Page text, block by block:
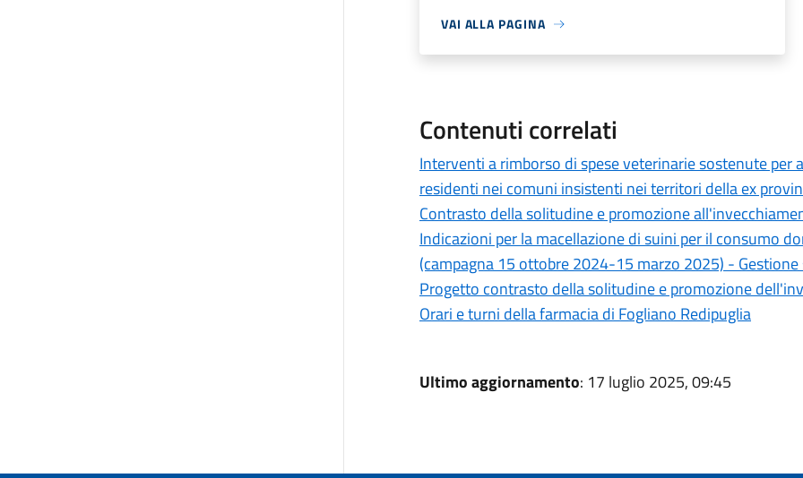
VAI ALLA PAGINA
Contenuti correlati
Interventi a rimborso di spese veterinarie sostenute
residenti nei comuni insistenti nei territori della ex
Contrasto della solitudine e promozione
Indicazioni per la macellazione di suini per il consumo
(campagna 15 ottobre 2024-15 marzo 2025) -
Progetto contrasto della solitudine e promozione
Orari e turni della farmacia di Fogliano Redipuglia
Ultimo aggiornamento: 17 luglio 2025, 09:45